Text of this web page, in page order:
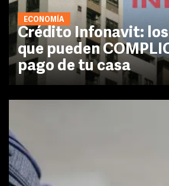
ECONOMÍA
Crédito Infonavit:
que pueden
pago de tu casa